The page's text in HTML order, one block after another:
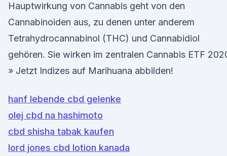
Hauptwirkung von Cannabis geht von den
Cannabinoiden aus, zu denen unter anderem
Tetrahydrocannabinol (THC) und Cannabidiol
gehören. Sie wirken im zentralen Cannabis ETF
» Jetzt Indizes auf Marihuana abbilden!
hanf lebende cbd gelenke
olej cbd na hashimoto
cbd shisha tabak kaufen
lord jones cbd lotion kanada